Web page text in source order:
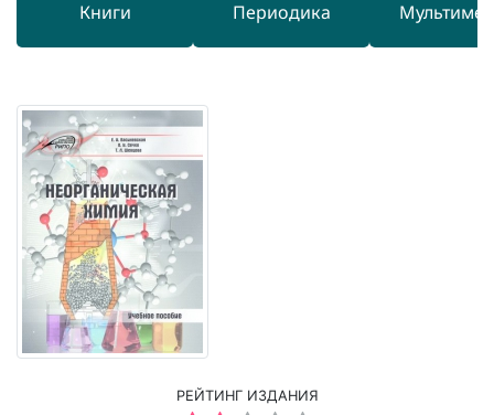
Книги Периодика
РЕЙТИНГ ИЗДАНИЯ